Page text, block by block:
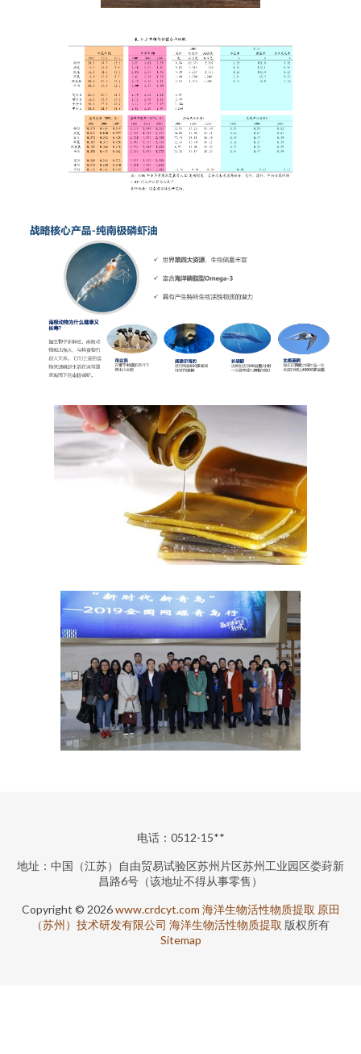
电话：0512-15**
地址：中国（江苏）自由贸易试验区苏州片区苏州工业园区娄葑新
昌路6号（该地址不得从事零售）
Copyright © 2026www.crdcyt.com 海洋生物活性物质提取 原田
（苏州）技术研发有限公司 海洋生物活性物质提取 版权所有
Sitemap